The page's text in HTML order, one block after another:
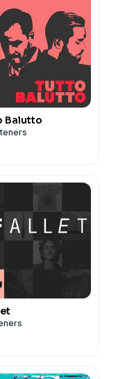
Balutto